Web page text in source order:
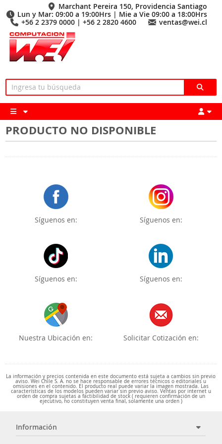
Marchant Pereira 150, Providencia Santiago
Lun y Mar: 09:00 a 19:00Hrs | Mie a Vie 09:00 a 18:00Hrs
+56 2 2379 0000 | +56 2 2820 4600
ventas@wei.cl
PRODUCTO NO DISPONIBLE
Síguenos en: Síguenos en:
Síguenos en: Síguenos en:
Nuestra Ubicación en: Solicitar Cotización en:
La información y precios contenida en este documento está sujeta a cambios sin previo
aviso. Wei Chile S. A. no se hace responsable de errores técnicos o editoriales u
omisiones en el contenido. El producto real puede variar la imagen mostrada. Las
características de los modelos pueden variar sin previo aviso. Ventas por internet u
orden de compra sujetas a factibilidad de stock ( requieren confirmación de un
ejecutivo, no constituyen venta final, solamente una orden )
Información